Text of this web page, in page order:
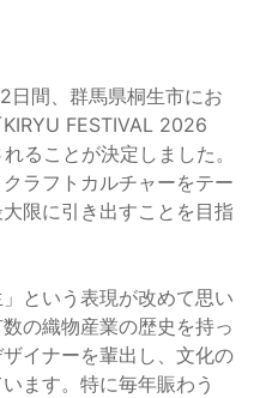
間、群馬県桐生市にお
FESTIVAL 2026
ることが決定しました。
ラフトカルチャーをテー
限に引き出すことを目指
という表現が改めて思い
の織物産業の歴史を持っ
イナーを輩出し、文化の
ます。特に毎年賑わう